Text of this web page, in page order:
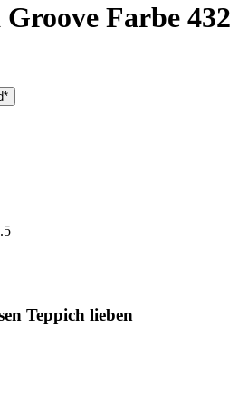
Farbe 432
Teppich lieben